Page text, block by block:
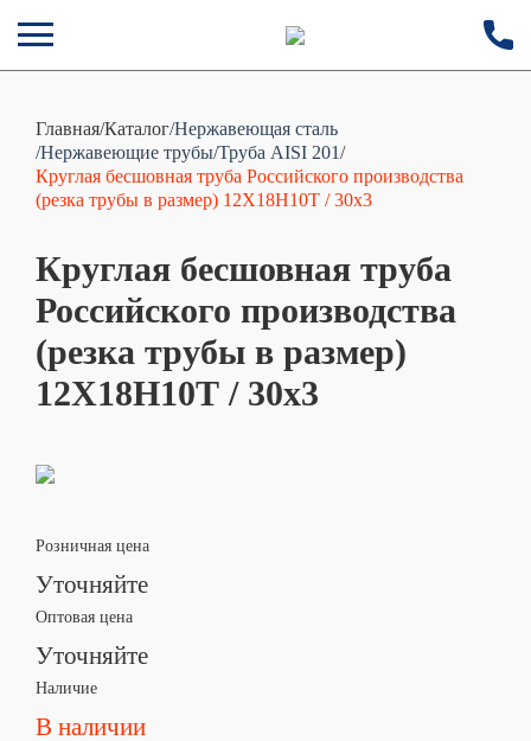
Главная/Каталог/Нержавеющая сталь
/Нержавеющие трубы/Труба AISI 201/
Круглая бесшовная труба Российского производства
(резка трубы в размер) 12Х18Н10Т / 30х3
Круглая бесшовная труба
Российского производства
(резка трубы в размер)
12Х18Н10Т / 30х3
Розничная цена
Уточняйте
Оптовая цена
Уточняйте
Наличие
В наличии